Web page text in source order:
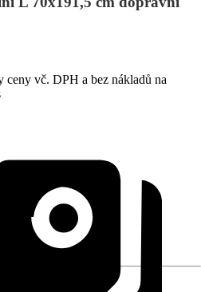
vč. DPH a bez nákladů na